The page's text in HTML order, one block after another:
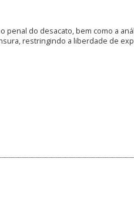
penal do desacato, bem como a
restringindo a liberdade de